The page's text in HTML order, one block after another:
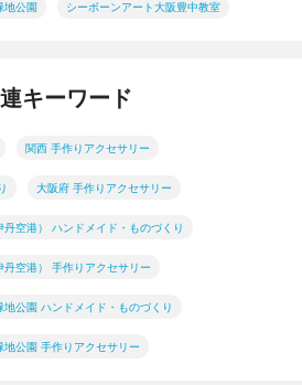
地公園 シーボーンアート大阪豊中教室
キーワード
関西 手作りアクセサリー
大阪府 手作りアクセサリー
空港） ハンドメイド・ものづくり
空港） 手作りアクセサリー
公園 ハンドメイド・ものづくり
公園 手作りアクセサリー